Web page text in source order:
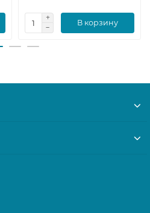
В корзину